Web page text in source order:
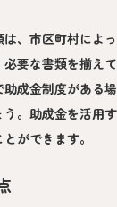
、市区町村によ
要な書類を揃え
成金制度がある
。助成金を活用
ができます。